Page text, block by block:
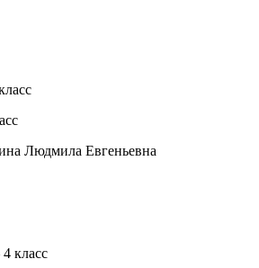
Людмила Евгеньевна
класс